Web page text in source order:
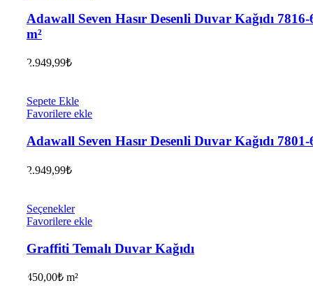
Adawall Seven Hasır Desenli Duvar Kağıdı 7816-
m²
2.949,99₺
Sepete Ekle
Favorilere ekle
Adawall Seven Hasır Desenli Duvar Kağıdı 7801-
2.949,99₺
Seçenekler
Favorilere ekle
Graffiti Temalı Duvar Kağıdı
450,00₺ m²